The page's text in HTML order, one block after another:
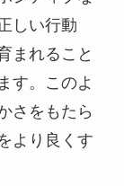
しい行動
まれること
す。このよ
さをもたら
より良くす